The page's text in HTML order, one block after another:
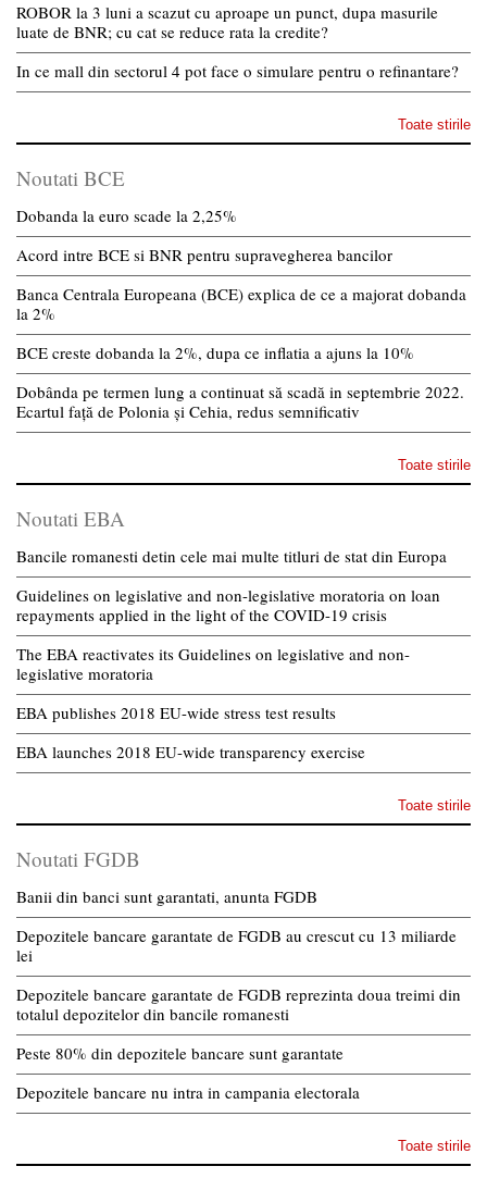
ROBOR la 3 luni a scazut cu aproape un punct, dupa masurile
luate de BNR; cu cat se reduce rata la credite?
In ce mall din sectorul 4 pot face o simulare pentru o refinantare?
Toate stirile
Noutati BCE
Dobanda la euro scade la 2,25%
Acord intre BCE si BNR pentru supravegherea bancilor
Banca Centrala Europeana (BCE) explica de ce a majorat dobanda
la 2%
BCE creste dobanda la 2%, dupa ce inflatia a ajuns la 10%
Dobânda pe termen lung a continuat să scadă in septembrie 2022.
Ecartul față de Polonia și Cehia, redus semnificativ
Toate stirile
Noutati EBA
Bancile romanesti detin cele mai multe titluri de stat din Europa
Guidelines on legislative and non-legislative moratoria on loan
repayments applied in the light of the COVID-19 crisis
The EBA reactivates its Guidelines on legislative and non-
legislative moratoria
EBA publishes 2018 EU-wide stress test results
EBA launches 2018 EU-wide transparency exercise
Toate stirile
Noutati FGDB
Banii din banci sunt garantati, anunta FGDB
Depozitele bancare garantate de FGDB au crescut cu 13 miliarde
lei
Depozitele bancare garantate de FGDB reprezinta doua treimi din
totalul depozitelor din bancile romanesti
Peste 80% din depozitele bancare sunt garantate
Depozitele bancare nu intra in campania electorala
Toate stirile